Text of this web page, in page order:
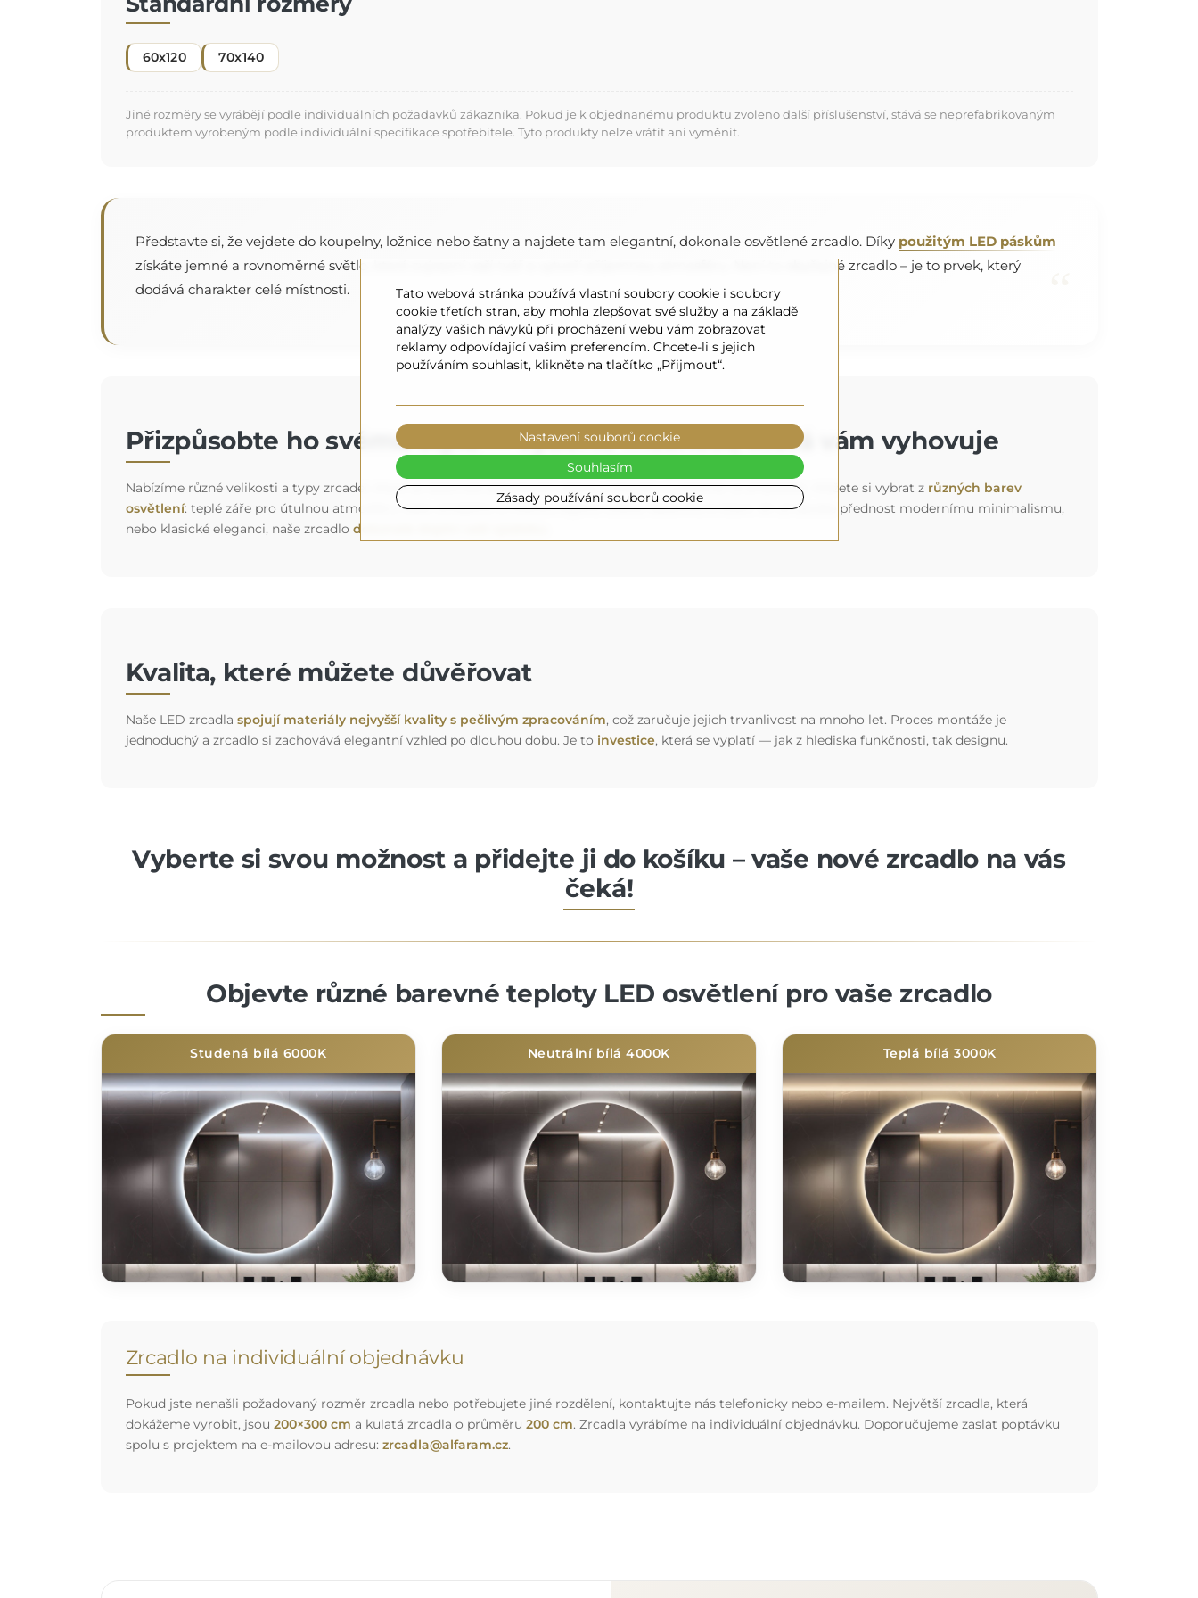
60x120 70x140
Jiné rozměry se vyrábějí podle individuálních požadavků zákazníka. Pokud je k objednanému produktu zvoleno další příslušenství, stává se neprefabrikovaným
produktem vyrobeným podle individuální specifikace spotřebitele. Tyto produkty nelze vrátit ani vyměnit.
Představte si, že vejdete do koupelny, ložnice nebo šatny a najdete tam elegantní, dokonale osvětlené zrcadlo. Díky použitým LED páskům
získáte jemné a rovnoměrné světlo, které zvýrazní vaši tvář a vytvoří příjemnou atmosféru. Není to obyčejné zrcadlo – je to prvek, který
dodává charakter celé místnosti.
Přizpůsobte ho svému stylu — vyberte možnost, která vám vyhovuje
Nabízíme různé velikosti a typy zrcadel, které se dokonale přizpůsobí vašemu interiéru (volitelně, za příplatek). Můžete si vybrat z různých barev
osvětlení: teplé záře pro útulnou atmosféru nebo silnějšího a intenzivnějšího světla, ideálního k líčení. Ať už dáváte přednost modernímu minimalismu,
nebo klasické eleganci, naše zrcadlo dokonale doplní vaši výzdobu
Kvalita, které můžete důvěřovat
Naše LED zrcadla spojují materiály nejvyšší kvality s pečlivým zpracováním, což zaručuje jejich trvanlivost na mnoho let. Proces montáže je
jednoduchý a zrcadlo si zachovává elegantní vzhled po dlouhou dobu. Je to investice, která se vyplatí — jak z hlediska funkčnosti, tak designu.
Vyberte si svou možnost a přidejte ji do košíku – vaše nové zrcadlo na vás
čeká!
Objevte různé barevné teploty LED osvětlení pro vaše zrcadlo
Studená bílá 6000K Neutrální bílá 4000K Teplá bílá 3000K
Zrcadlo na individuální objednávku
Pokud jste nenašli požadovaný rozměr zrcadla nebo potřebujete jiné rozdělení, kontaktujte nás telefonicky nebo e-mailem. Největší zrcadla, která
dokážeme vyrobit, jsou 200×300 cm a kulatá zrcadla o průměru 200 cm. Zrcadla vyrábíme na individuální objednávku. Doporučujeme zaslat poptávku
spolu s projektem na e-mailovou adresu: zrcadla@alfaram.cz.
Tato webová stránka používá vlastní soubory cookie i soubory
cookie třetích stran, aby mohla zlepšovat své služby a na základě
analýzy vašich návyků při procházení webu vám zobrazovat
reklamy odpovídající vašim preferencím. Chcete-li s jejich
používáním souhlasit, klikněte na tlačítko „Přijmout“.
Zásady používání souborů cookie
Nastavení souborů cookie
Souhlasím